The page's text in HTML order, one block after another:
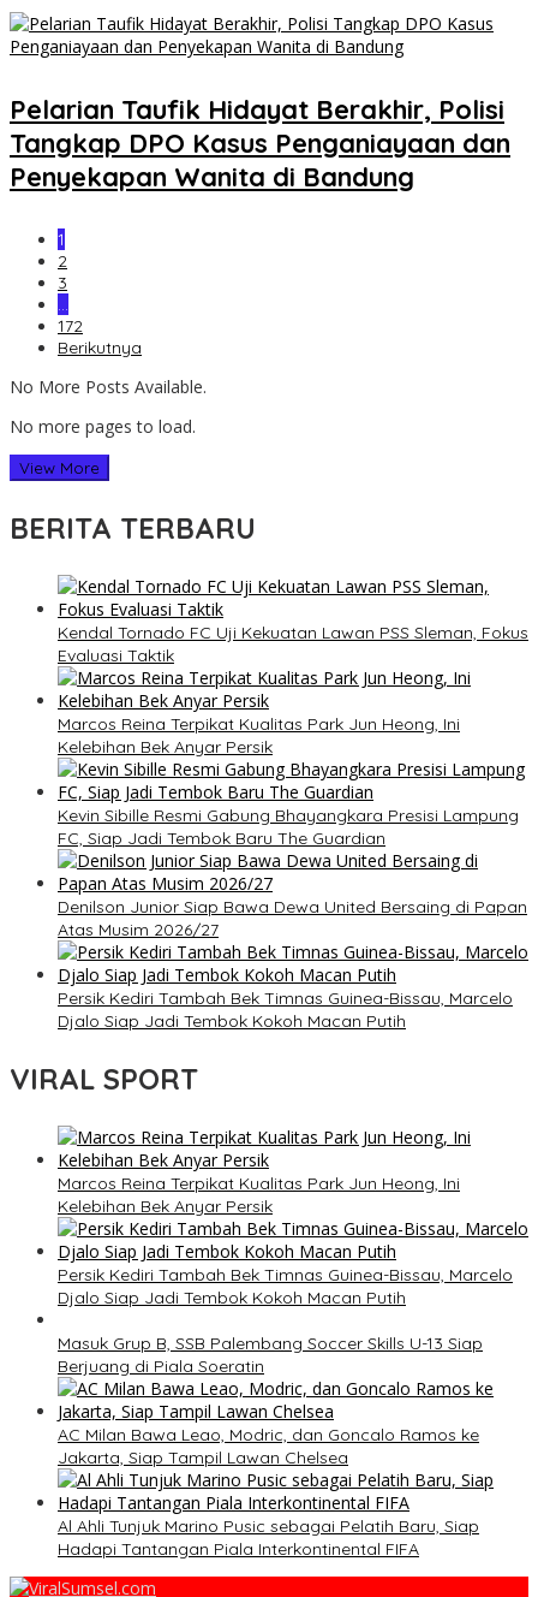
Pelarian Taufik Hidayat Berakhir, Polisi
Tangkap DPO Kasus Penganiayaan dan
Penyekapan Wanita di Bandung
1
2
3
…
172
Berikutnya
No More Posts Available.
No more pages to load.
View More
BERITA TERBARU
Kendal Tornado FC Uji Kekuatan Lawan PSS Sleman, Fokus
Evaluasi Taktik
Marcos Reina Terpikat Kualitas Park Jun Heong, Ini
Kelebihan Bek Anyar Persik
Kevin Sibille Resmi Gabung Bhayangkara Presisi Lampung
FC, Siap Jadi Tembok Baru The Guardian
Denilson Junior Siap Bawa Dewa United Bersaing di Papan
Atas Musim 2026/27
Persik Kediri Tambah Bek Timnas Guinea-Bissau, Marcelo
Djalo Siap Jadi Tembok Kokoh Macan Putih
VIRAL SPORT
Marcos Reina Terpikat Kualitas Park Jun Heong, Ini
Kelebihan Bek Anyar Persik
Persik Kediri Tambah Bek Timnas Guinea-Bissau, Marcelo
Djalo Siap Jadi Tembok Kokoh Macan Putih
Masuk Grup B, SSB Palembang Soccer Skills U-13 Siap
Berjuang di Piala Soeratin
AC Milan Bawa Leao, Modric, dan Goncalo Ramos ke
Jakarta, Siap Tampil Lawan Chelsea
Al Ahli Tunjuk Marino Pusic sebagai Pelatih Baru, Siap
Hadapi Tantangan Piala Interkontinental FIFA